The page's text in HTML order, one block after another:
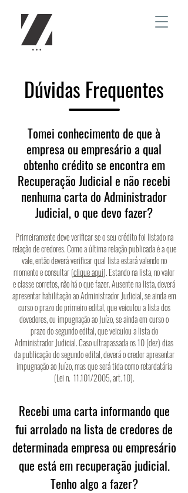
Dúvidas Frequentes
Tomei conhecimento de que à
empresa ou empresário a qual
obtenho crédito se encontra em
Recuperação Judicial e não recebi
nenhuma carta do Administrador
Judicial, o que devo fazer?
Primeiramente deve verificar se o seu crédito foi listado na
relação de credores. Como a última relação publicada é a que
vale, então deverá verificar qual lista estará valendo no
momento e consultar (clique aqui). Estando na lista, no valor
e classe corretos, não há o que fazer. Ausente na lista, deverá
apresentar habilitação ao Administrador Judicial, se ainda em
curso o prazo do primeiro edital, que veiculou a lista dos
devedores, ou impugnação ao Juízo, se ainda em curso o
prazo do segundo edital, que veiculou a lista do
Administrador Judicial. Caso ultrapassada os 10 (dez) dias
da publicação do segundo edital, deverá o credor apresentar
impugnação ao Juízo, mas que será tida como retardatária
(Lei n. 11.101/2005, art. 10).
Recebi uma carta informando que
fui arrolado na lista de credores de
determinada empresa ou empresário
que está em recuperação judicial.
Tenho algo a fazer?